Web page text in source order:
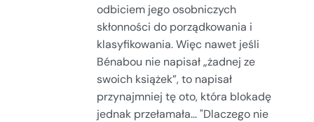
odbiciem jego osobniczych
skłonności do porządkowania i
klasyfikowania. Więc nawet jeśli
Bénabou nie napisał „żadnej ze
swoich książek”, to napisał
przynajmniej tę oto, która blokadę
jednak przełamała… "Dlaczego nie